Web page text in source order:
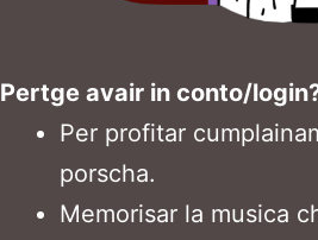
Pertge avair in conto/
Per profitar
porscha.
Memorisar la musica